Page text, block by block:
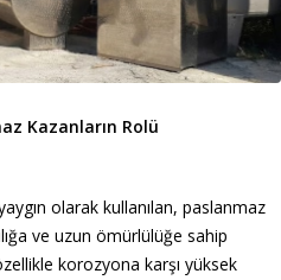
Kazanların Rolü
olarak kullanılan, paslanmaz
ve uzun ömürlülüğe sahip
korozyona karşı yüksek